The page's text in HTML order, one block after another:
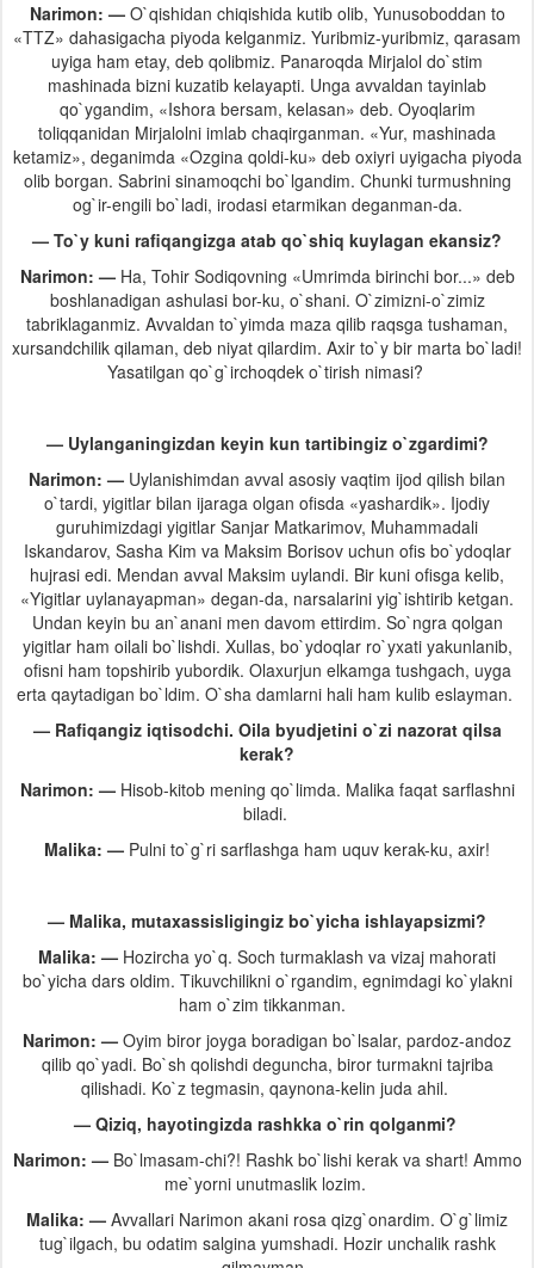
Narimon: — O`qishidan chiqishida kutib olib, Yunusoboddan to
«TTZ» dahasigacha piyoda kelganmiz. Yuribmiz-yuribmiz, qarasam
uyiga ham etay, deb qolibmiz. Panaroqda Mirjalol do`stim
mashinada bizni kuzatib kelayapti. Unga avvaldan tayinlab
qo`ygandim, «Ishora bersam, kelasan» deb. Oyoqlarim
toliqqanidan Mirjalolni imlab chaqirganman. «Yur, mashinada
ketamiz», deganimda «Ozgina qoldi-ku» deb oxiyri uyigacha piyoda
olib borgan. Sabrini sinamoqchi bo`lgandim. Chunki turmushning
og`ir-engili bo`ladi, irodasi etarmikan deganman-da.
— To`y kuni rafiqangizga atab qo`shiq kuylagan ekansiz?
Narimon: — Ha, Tohir Sodiqovning «Umrimda birinchi bor...» deb
boshlanadigan ashulasi bor-ku, o`shani. O`zimizni-o`zimiz
tabriklaganmiz. Avvaldan to`yimda maza qilib raqsga tushaman,
xursandchilik qilaman, deb niyat qilardim. Axir to`y bir marta bo`ladi!
Yasatilgan qo`g`irchoqdek o`tirish nimasi?
— Uylanganingizdan keyin kun tartibingiz o`zgardimi?
Narimon: — Uylanishimdan avval asosiy vaqtim ijod qilish bilan
o`tardi, yigitlar bilan ijaraga olgan ofisda «yashardik». Ijodiy
guruhimizdagi yigitlar Sanjar Matkarimov, Muhammadali
Iskandarov, Sasha Kim va Maksim Borisov uchun ofis bo`ydoqlar
hujrasi edi. Mendan avval Maksim uylandi. Bir kuni ofisga kelib,
«Yigitlar uylanayapman» degan-da, narsalarini yig`ishtirib ketgan.
Undan keyin bu an`anani men davom ettirdim. So`ngra qolgan
yigitlar ham oilali bo`lishdi. Xullas, bo`ydoqlar ro`yxati yakunlanib,
ofisni ham topshirib yubordik. Olaxurjun elkamga tushgach, uyga
erta qaytadigan bo`ldim. O`sha damlarni hali ham kulib eslayman.
— Rafiqangiz iqtisodchi. Oila byudjetini o`zi nazorat qilsa
kerak?
Narimon: — Hisob-kitob mening qo`limda. Malika faqat sarflashni
biladi.
Malika: — Pulni to`g`ri sarflashga ham uquv kerak-ku, axir!
— Malika, mutaxassisligingiz bo`yicha ishlayapsizmi?
Malika: — Hozircha yo`q. Soch turmaklash va vizaj mahorati
bo`yicha dars oldim. Tikuvchilikni o`rgandim, egnimdagi ko`ylakni
ham o`zim tikkanman.
Narimon: — Oyim biror joyga boradigan bo`lsalar, pardoz-andoz
qilib qo`yadi. Bo`sh qolishdi deguncha, biror turmakni tajriba
qilishadi. Ko`z tegmasin, qaynona-kelin juda ahil.
— Qiziq, hayotingizda rashkka o`rin qolganmi?
Narimon: — Bo`lmasam-chi?! Rashk bo`lishi kerak va shart! Ammo
me`yorni unutmaslik lozim.
Malika: — Avvallari Narimon akani rosa qizg`onardim. O`g`limiz
tug`ilgach, bu odatim salgina yumshadi. Hozir unchalik rashk